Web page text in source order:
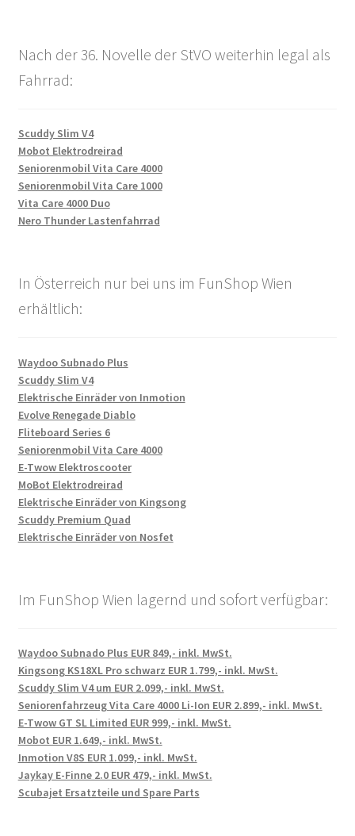
Nach der 36. Novelle der StVO weiterhin legal als
Fahrrad:
Scuddy Slim V4
Mobot Elektrodreirad
Seniorenmobil Vita Care 4000
Seniorenmobil Vita Care 1000
Vita Care 4000 Duo
Nero Thunder Lastenfahrrad
In Österreich nur bei uns im FunShop Wien
erhältlich:
Waydoo Subnado Plus
Scuddy Slim V4
Elektrische Einräder von Inmotion
Evolve Renegade Diablo
Fliteboard Series 6
Seniorenmobil Vita Care 4000
E-Twow Elektroscooter
MoBot Elektrodreirad
Elektrische Einräder von Kingsong
Scuddy Premium Quad
Elektrische Einräder von Nosfet
Im FunShop Wien lagernd und sofort verfügbar:
Waydoo Subnado Plus EUR 849,- inkl. MwSt.
Kingsong KS18XL Pro schwarz EUR 1.799,- inkl. MwSt.
Scuddy Slim V4 um EUR 2.099,- inkl. MwSt.
Seniorenfahrzeug Vita Care 4000 Li-Ion EUR 2.899,- inkl. MwSt.
E-Twow GT SL Limited EUR 999,- inkl. MwSt.
Mobot EUR 1.649,- inkl. MwSt.
Inmotion V8S EUR 1.099,- inkl. MwSt.
Jaykay E-Finne 2.0 EUR 479,- inkl. MwSt.
Scubajet Ersatzteile und Spare Parts